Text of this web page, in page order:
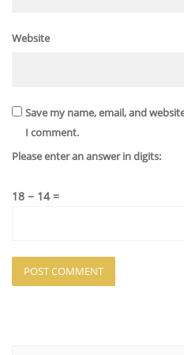
Website
Save my name, email, and
I comment.
Please enter an answer in digits:
18 − 14 =